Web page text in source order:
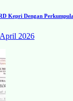
Kepri Dengan
2026